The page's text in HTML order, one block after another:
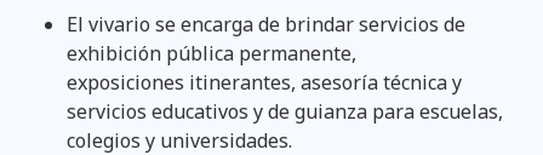
El vivario se encarga de brindar servicios de
exhibición pública permanente,
exposiciones itinerantes, asesoría técnica y
servicios educativos y de guianza para escuelas,
colegios y universidades.